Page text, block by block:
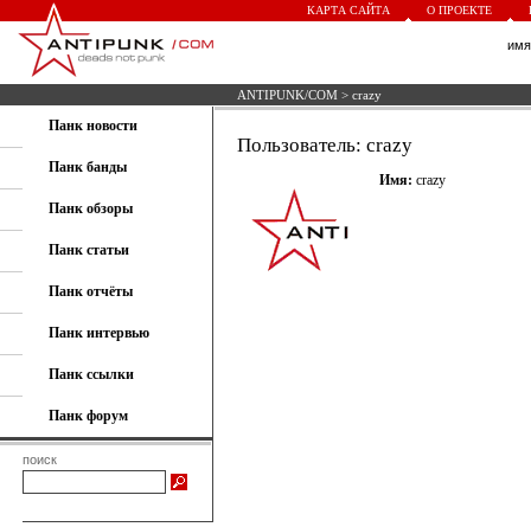
КАРТА САЙТА О ПРОЕКТЕ
ANTIPUNK/COM > crazy
Панк новости
Панк банды
Панк обзоры
Панк статьи
Панк отчёты
Панк интервью
Панк ссылки
Панк форум
поиск
Пользователь: crazy
Имя: crazy